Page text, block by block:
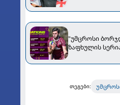
"უმცროსი
ზაფხულის
თეგები: